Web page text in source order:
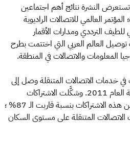
النشرة نتائج أهم اجتماعين
العالمي للاتصالات الراديوية
للطيف الترددي ومدارات الأقمار
توصيل العالم العربي التي اختتمت بطرح
المعلومات والاتصالات في المنطقة.
في خدمات الاتصالات المتنقلة وصل إلى
حوالي 53.7 مليون اشتراك بنهاية العام 2011. وشكَّلت الاشتراكات
مسبقة الدفع الغالبية العظمى من هذه الاشتراكات بنسبة قاربت الـ 87% ؛
المتنقلة على مستوى السكان